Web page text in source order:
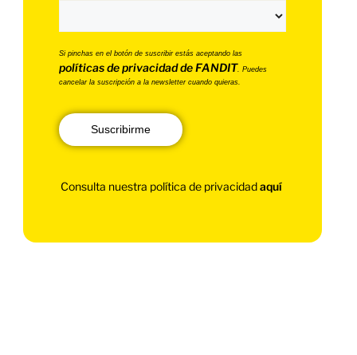
Si pinchas en el botón de suscribir estás aceptando las
políticas de privacidad de FANDIT. Puedes
cancelar la suscripción a la newsletter cuando quieras.
Suscribirme
Consulta nuestra política de privacidadaquí